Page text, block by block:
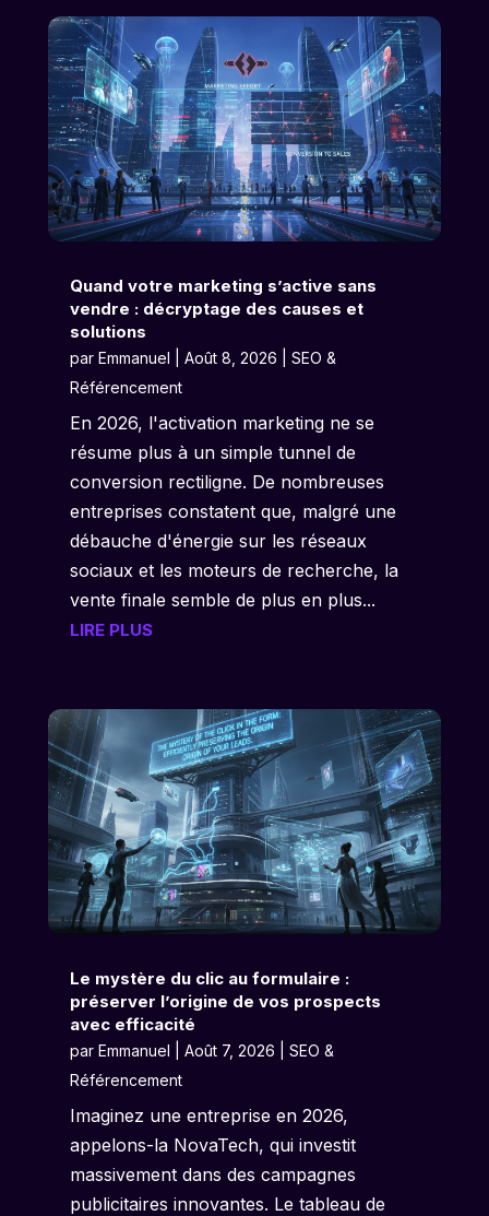
Quand votre marketing s’active sans
vendre : décryptage des causes et
solutions
par Emmanuel Août 8, 2026
SEO &
Référencement
En 2026, l'activation marketing ne se
résume plus à un simple tunnel de
conversion rectiligne. De nombreuses
entreprises constatent que, malgré une
débauche d'énergie sur les réseaux
sociaux et les moteurs de recherche, la
vente finale semble de plus en plus...
LIRE PLUS
Le mystère du clic au formulaire :
préserver l’origine de vos prospects
avec efficacité
par Emmanuel Août 7, 2026
SEO &
Référencement
Imaginez une entreprise en 2026,
appelons-la NovaTech, qui investit
massivement dans des campagnes
publicitaires innovantes. Le tableau de